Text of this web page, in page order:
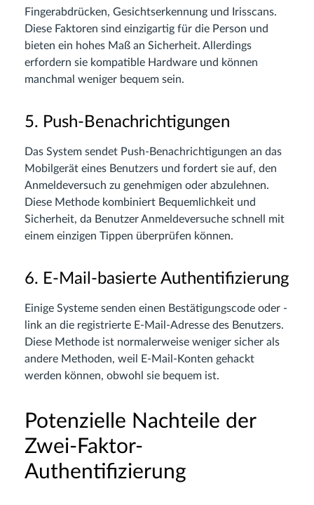
Fingerabdrücken, Gesichtserkennung und Irisscans.
Diese Faktoren sind einzigartig für die Person und
bieten ein hohes Maß an Sicherheit. Allerdings
erfordern sie kompatible Hardware und können
manchmal weniger bequem sein.
5. Push-Benachrichtigungen
Das System sendet Push-Benachrichtigungen an das
Mobilgerät eines Benutzers und fordert sie auf, den
Anmeldeversuch zu genehmigen oder abzulehnen.
Diese Methode kombiniert Bequemlichkeit und
Sicherheit, da Benutzer Anmeldeversuche schnell mit
einem einzigen Tippen überprüfen können.
6. E-Mail-basierte Authentifizierung
Einige Systeme senden einen Bestätigungscode oder -
link an die registrierte E-Mail-Adresse des Benutzers.
Diese Methode ist normalerweise weniger sicher als
andere Methoden, weil E-Mail-Konten gehackt
werden können, obwohl sie bequem ist.
Potenzielle Nachteile der
Zwei-Faktor-
Authentifizierung